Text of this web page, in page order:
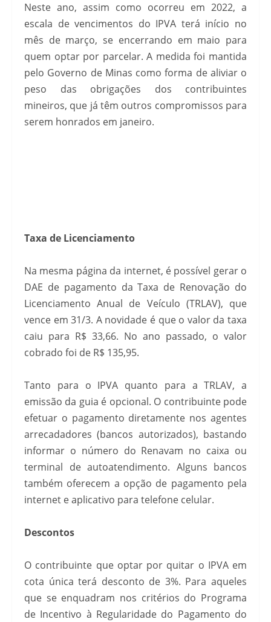
Neste ano, assim como ocorreu em 2022, a
escala de vencimentos do IPVA terá início no
mês de março, se encerrando em maio para
quem optar por parcelar. A medida foi mantida
pelo Governo de Minas como forma de aliviar o
peso das obrigações dos contribuintes
mineiros, que já têm outros compromissos para
serem honrados em janeiro.
Taxa de Licenciamento
Na mesma página da internet, é possível gerar o
DAE de pagamento da Taxa de Renovação do
Licenciamento Anual de Veículo (TRLAV), que
vence em 31/3. A novidade é que o valor da taxa
caiu para R$ 33,66. No ano passado, o valor
cobrado foi de R$ 135,95.
Tanto para o IPVA quanto para a TRLAV, a
emissão da guia é opcional. O contribuinte pode
efetuar o pagamento diretamente nos agentes
arrecadadores (bancos autorizados), bastando
informar o número do Renavam no caixa ou
terminal de autoatendimento. Alguns bancos
também oferecem a opção de pagamento pela
internet e aplicativo para telefone celular.
Descontos
O contribuinte que optar por quitar o IPVA em
cota única terá desconto de 3%. Para aqueles
que se enquadram nos critérios do Programa
de Incentivo à Regularidade do Pagamento do